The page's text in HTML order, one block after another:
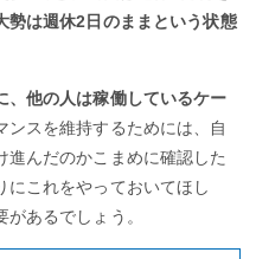
勢は週休2日のままという状態
、他の人は稼働しているケー
ンスを維持するためには、自
んだのかこまめに確認した
にこれをやっておいてほし
あるでしょう。